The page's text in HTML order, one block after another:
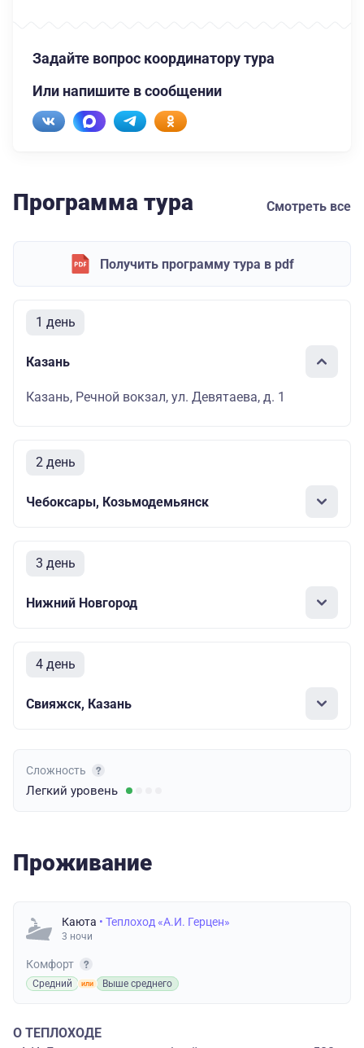
Задайте вопрос координатору тура
Или напишите в сообщении
Программа тура Смотреть все
Получить программу тура в pdf
1 день
Казань
Казань, Речной вокзал, ул. Девятаева, д. 1
2 день
Чебоксары, Козьмодемьянск
3 день
Нижний Новгород
4 день
Свияжск, Казань
Сложность
Легкий уровень
Проживание
Каюта • Теплоход «А.И. Герцен»
3 ночи
Комфорт
Средний Выше среднего
О ТЕПЛОХОДЕ